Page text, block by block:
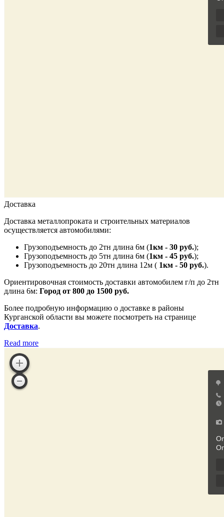
Доставка
Доставка металлопроката и строительных материалов
осуществляется автомобилями:
Грузоподъемность до 2тн длина 6м (1км - 30 руб.);
Грузоподъемность до 5тн длина 6м (1км - 45 руб.);
Грузоподъемность до 20тн длина 12м ( 1км - 50 руб.).
Ориентировочная стоимость доставки автомобилем г/п до 2тн
длина 6м: Город от 800 до 1500 руб.
Более подробную информацию о доставке в районы
Курганской области вы можете посмотреть на странице
Доставка.
Read more